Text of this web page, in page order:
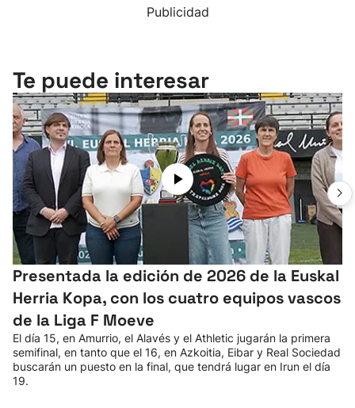
Publicidad
Te puede interesar
Presentada la edición de 2026 de la Euskal
Herria Kopa, con los cuatro equipos vascos
de la Liga F Moeve
El día 15, en Amurrio, el Alavés y el Athletic jugarán la primera
semifinal, en tanto que el 16, en Azkoitia, Eibar y Real Sociedad
buscarán un puesto en la final, que tendrá lugar en Irun el día
19.